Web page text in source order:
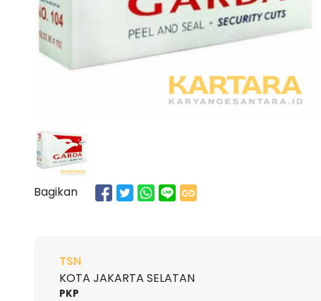
Bagikan
TSN
KOTA JAKARTA SELATAN
PKP